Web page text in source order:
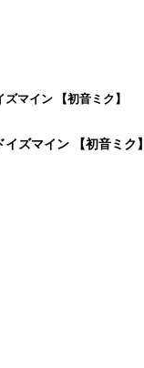
ズマイン 【初音ミク】
イズマイン 【初音ミク】